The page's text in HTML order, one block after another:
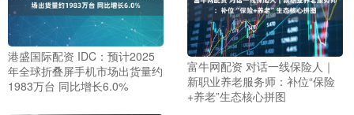
港盛国际配资 IDC：预计2025
年全球折叠屏手机市场出货量约
1983万台 同比增长6.0%
富牛网配资 对话一线保险人｜
新职业养老服务师：补位“保险
+养老”生态核心拼图